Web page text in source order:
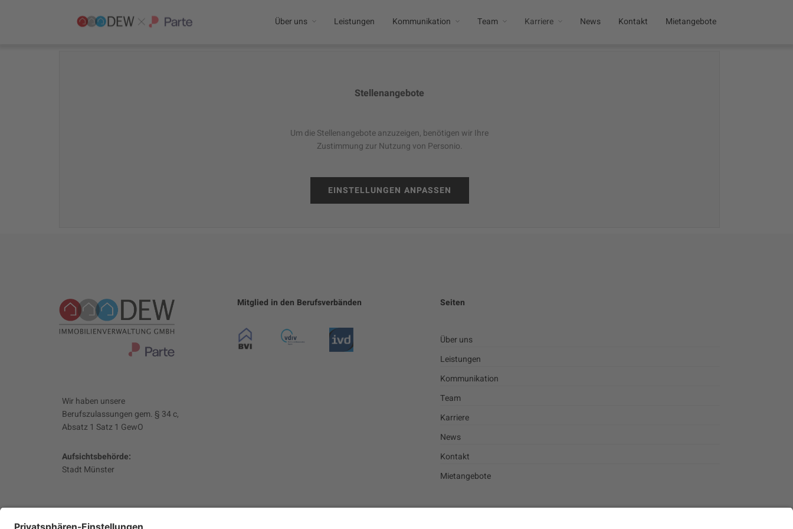
Über uns Leistungen Kommunikation Team Karriere News Kontakt Mietangebote
Stellenangebote
Um die Stellenangebote anzuzeigen, benötigen wir Ihre
Zustimmung zur Nutzung von Personio.
EINSTELLUNGEN ANPASSEN
Wir haben unsere
Berufszulassungen gem. § 34 c,
Absatz 1 Satz 1 GewO
Aufsichtsbehörde:
Stadt Münster
Mitglied in den Berufsverbänden Seiten
Über uns
Leistungen
Kommunikation
Team
Karriere
News
Kontakt
Mietangebote